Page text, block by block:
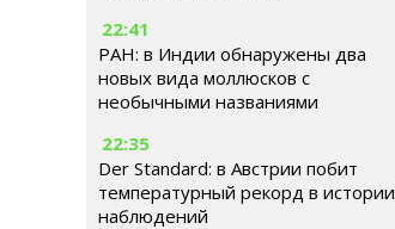
22:41
РАН: в Индии обнаружены два
новых вида моллюсков с
необычными названиями
22:35
Der Standard: в Австрии побит
температурный рекорд в истории
наблюдений